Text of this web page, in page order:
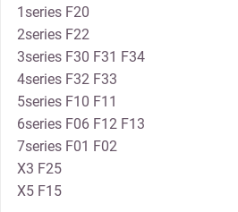
1series F20
2series F22
3series F30 F31 F34
4series F32 F33
5series F10 F11
6series F06 F12 F13
7series F01 F02
X3 F25
X5 F15